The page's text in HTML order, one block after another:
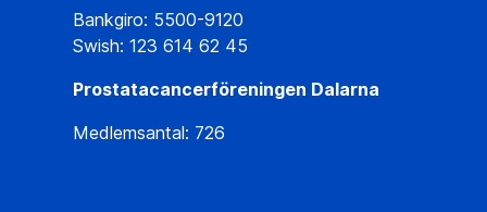
Bankgiro: 5500-9120
Swish: 123 614 62 45
Prostatacancerföreningen Dalarna
Medlemsantal: 726